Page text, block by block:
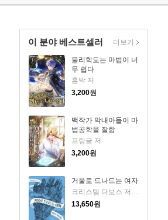
이 분야 베스트셀러
물리학도는 마법이 너
무 쉽다
흠박 저
3,200원
백작가 막내아들이 마
법공학을 잘함
프링글 저
3,200원
거울로 드나드는 여자
13,650원
더보기